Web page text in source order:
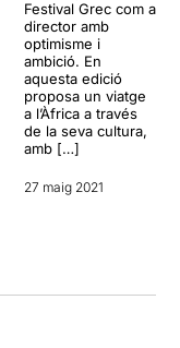
Festival Grec com a
director amb
optimisme i
ambició. En
aquesta edició
proposa un viatge
a l’Àfrica a través
de la seva cultura,
amb […]
27 maig 2021